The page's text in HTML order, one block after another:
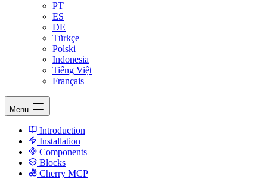
PT
ES
DE
Türkçe
Polski
Indonesia
Tiếng Việt
Français
Menu
Introduction
Installation
Components
Blocks
Cherry MCP